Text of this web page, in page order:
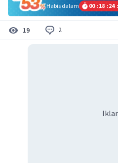
Habis dalam
00 :18 :24 :
19 2